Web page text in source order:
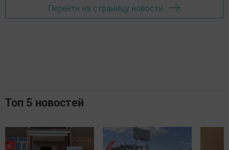
Перейти на страницу новости
Топ 5 новостей